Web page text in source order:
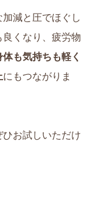
減と圧でほぐし
くなり、疲労物
体も気持ちも軽く
にもつながりま
お試しいただけ